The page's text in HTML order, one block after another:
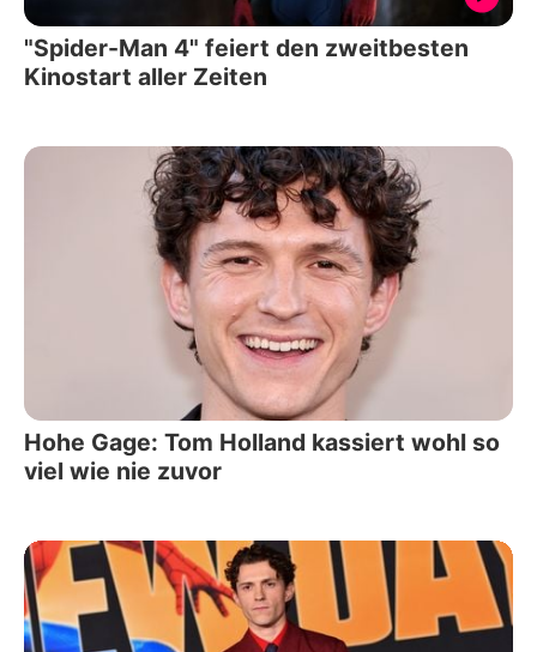
"Spider-Man 4" feiert den zweitbesten
Kinostart aller Zeiten
Hohe Gage: Tom Holland kassiert wohl so
viel wie nie zuvor